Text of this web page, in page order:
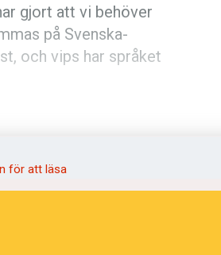
gjort att vi behöver
på Svenska­
och vips har språket
för att läsa